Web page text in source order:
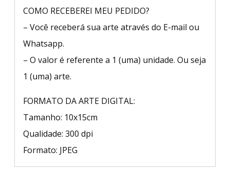
COMO RECEBEREI MEU PEDIDO?
– Você receberá sua arte através do E-mail ou
Whatsapp.
– O valor é referente a 1 (uma) unidade. Ou seja
1 (uma) arte.
FORMATO DA ARTE DIGITAL:
Tamanho: 10x15cm
Qualidade: 300 dpi
Formato: JPEG